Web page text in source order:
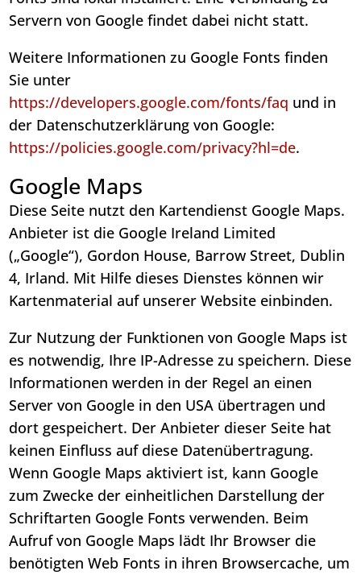
Servern von Google findet dabei nicht statt.
Weitere Informationen zu Google Fonts finden
Sie unter
https://developers.google.com/fonts/faq und in
der Datenschutzerklärung von Google:
https://policies.google.com/privacy?hl=de.
Google Maps
Diese Seite nutzt den Kartendienst Google Maps.
Anbieter ist die Google Ireland Limited
(„Google“), Gordon House, Barrow Street, Dublin
4, Irland. Mit Hilfe dieses Dienstes können wir
Kartenmaterial auf unserer Website einbinden.
Zur Nutzung der Funktionen von Google Maps ist
es notwendig, Ihre IP-Adresse zu speichern. Diese
Informationen werden in der Regel an einen
Server von Google in den USA übertragen und
dort gespeichert. Der Anbieter dieser Seite hat
keinen Einfluss auf diese Datenübertragung.
Wenn Google Maps aktiviert ist, kann Google
zum Zwecke der einheitlichen Darstellung der
Schriftarten Google Fonts verwenden. Beim
Aufruf von Google Maps lädt Ihr Browser die
benötigten Web Fonts in ihren Browsercache, um